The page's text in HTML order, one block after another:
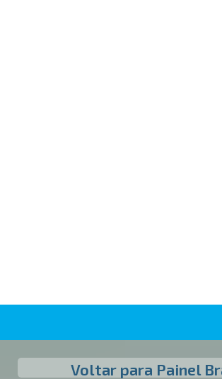
Voltar para Painel